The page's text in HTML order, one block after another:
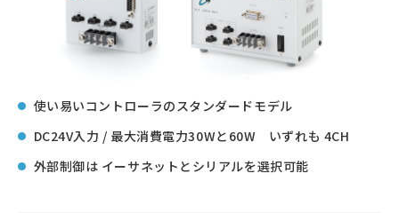
使い易いコントローラのスタンダードモデル
DC24V入力 / 最大消費電力30Wと60W いずれも 4CH
外部制御は イーサネットとシリアルを選択可能